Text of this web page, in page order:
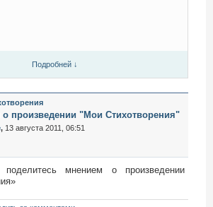
Подробней ↓
о произведении "Мои Стихотворения"
, 13 августа 2011, 06:51
поделитесь мнением о произведении